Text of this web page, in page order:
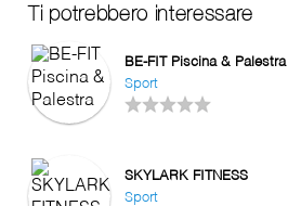
Ti potrebbero interessare
BE-FIT Piscina & Palestra
Sport
SKYLARK FITNESS
Sport